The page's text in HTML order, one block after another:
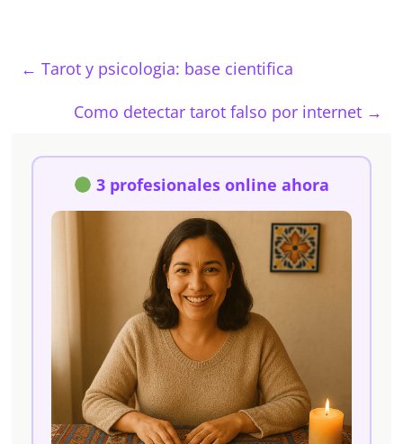
← Tarot y psicologia: base cientifica
Como detectar tarot falso por internet →
3 profesionales online ahora